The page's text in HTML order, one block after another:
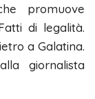
promuove
di legalità.
a Galatina.
giornalista